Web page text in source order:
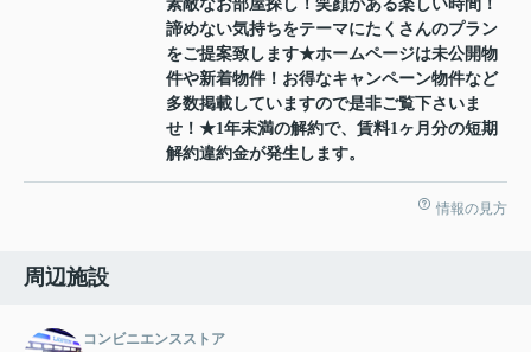
素敵なお部屋探し！笑顔がある楽しい時間！
諦めない気持ちをテーマにたくさんのプラン
をご提案致します★ホームページは未公開物
件や新着物件！お得なキャンペーン物件など
多数掲載していますので是非ご覧下さいま
せ！★1年未満の解約で、賃料1ヶ月分の短期
解約違約金が発生します。
情報の見方
周辺施設
コンビニエンスストア